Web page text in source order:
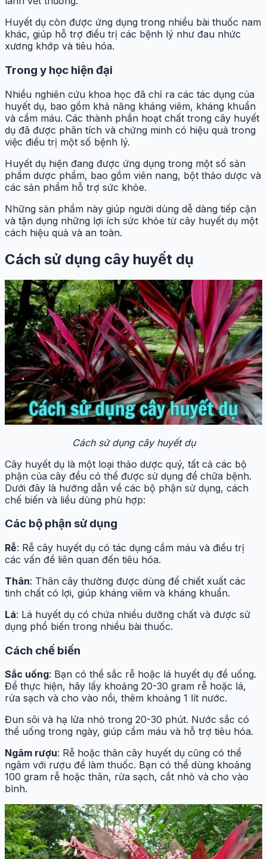
Huyết dụ còn được ứng dụng trong nhiều bài thuốc nam
khác, giúp hỗ trợ điều trị các bệnh lý như đau nhức
xương khớp và tiêu hóa.
Trong y học hiện đại
Nhiều nghiên cứu khoa học đã chỉ ra các tác dụng của
huyết dụ, bao gồm khả năng kháng viêm, kháng khuẩn
và cầm máu. Các thành phần hoạt chất trong cây huyết
dụ đã được phân tích và chứng minh có hiệu quả trong
việc điều trị một số bệnh lý.
Huyết dụ hiện đang được ứng dụng trong một số sản
phẩm dược phẩm, bao gồm viên nang, bột thảo dược và
các sản phẩm hỗ trợ sức khỏe.
Những sản phẩm này giúp người dùng dễ dàng tiếp cận
và tận dụng những lợi ích sức khỏe từ cây huyết dụ một
cách hiệu quả và an toàn.
Cách sử dụng cây huyết dụ
Cách sử dụng cây huyết dụ
Cây huyết dụ là một loại thảo dược quý, tất cả các bộ
phận của cây đều có thể được sử dụng để chữa bệnh.
Dưới đây là hướng dẫn về các bộ phận sử dụng, cách
chế biến và liều dùng phù hợp:
Các bộ phận sử dụng
Rễ: Rễ cây huyết dụ có tác dụng cầm máu và điều trị
các vấn đề liên quan đến tiêu hóa.
Thân: Thân cây thường được dùng để chiết xuất các
tinh chất có lợi, giúp kháng viêm và kháng khuẩn.
Lá: Lá huyết dụ có chứa nhiều dưỡng chất và được sử
dụng phổ biến trong nhiều bài thuốc.
Cách chế biến
Sắc uống: Bạn có thể sắc rễ hoặc lá huyết dụ để uống.
Để thực hiện, hãy lấy khoảng 20-30 gram rễ hoặc lá,
rửa sạch và cho vào nồi, thêm khoảng 1 lít nước.
Đun sôi và hạ lửa nhỏ trong 20-30 phút. Nước sắc có
thể uống trong ngày, giúp cầm máu và hỗ trợ tiêu hóa.
Ngâm rượu: Rễ hoặc thân cây huyết dụ cũng có thể
ngâm với rượu để làm thuốc. Bạn có thể dùng khoảng
100 gram rễ hoặc thân, rửa sạch, cắt nhỏ và cho vào
bình.